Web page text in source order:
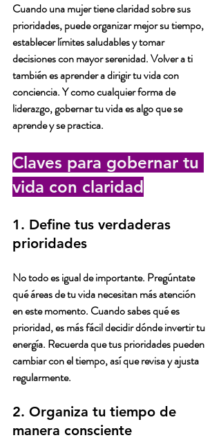
Cuando una mujer tiene claridad sobre sus
prioridades, puede organizar mejor su tiempo,
establecer límites saludables y tomar
decisiones con mayor serenidad. Volver a ti
también es aprender a dirigir tu vida con
conciencia. Y como cualquier forma de
liderazgo, gobernar tu vida es algo que se
aprende y se practica.
Claves para gobernar tu
vida con claridad
1. Define tus verdaderas
prioridades
No todo es igual de importante. Pregúntate
qué áreas de tu vida necesitan más atención
en este momento. Cuando sabes qué es
prioridad, es más fácil decidir dónde invertir tu
energía. Recuerda que tus prioridades pueden
cambiar con el tiempo, así que revisa y ajusta
regularmente.
2. Organiza tu tiempo de
manera consciente